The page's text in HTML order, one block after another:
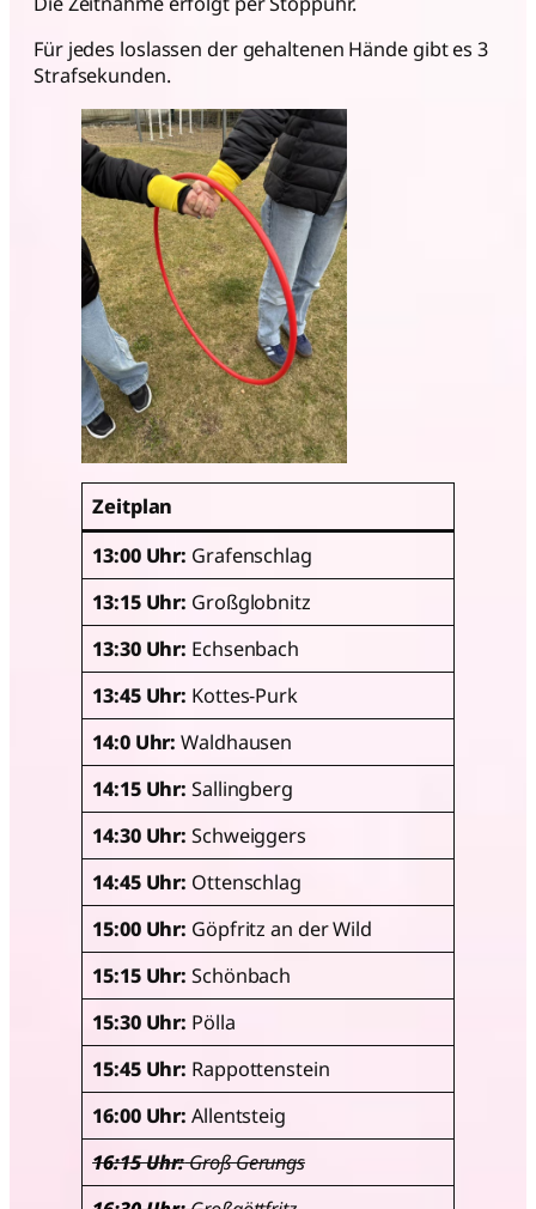
Für jedes loslassen der gehaltenen Hände gibt es 3
Strafsekunden.
Zeitplan
13:00 Uhr: Grafenschlag
13:15 Uhr: Großglobnitz
13:30 Uhr: Echsenbach
13:45 Uhr: Kottes-Purk
14:0 Uhr: Waldhausen
14:15 Uhr: Sallingberg
14:30 Uhr: Schweiggers
14:45 Uhr: Ottenschlag
15:00 Uhr: Göpfritz an der Wild
15:15 Uhr: Schönbach
15:30 Uhr: Pölla
15:45 Uhr: Rappottenstein
16:00 Uhr: Allentsteig
16:15 Uhr:Groß Gerungs